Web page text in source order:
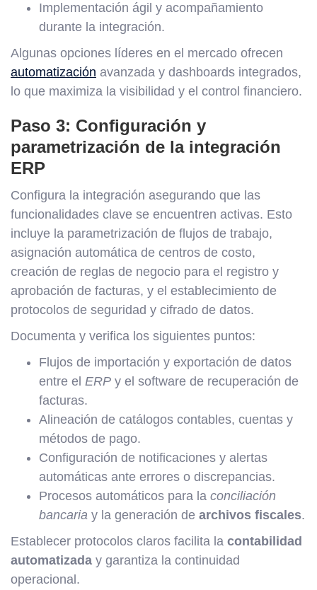
Implementación ágil y acompañamiento
durante la integración.
Algunas opciones líderes en el mercado ofrecen
automatización avanzada y dashboards integrados,
lo que maximiza la visibilidad y el control financiero.
Paso 3: Configuración y
parametrización de la integración
ERP
Configura la integración asegurando que las
funcionalidades clave se encuentren activas. Esto
incluye la parametrización de flujos de trabajo,
asignación automática de centros de costo,
creación de reglas de negocio para el registro y
aprobación de facturas, y el establecimiento de
protocolos de seguridad y cifrado de datos.
Documenta y verifica los siguientes puntos:
Flujos de importación y exportación de datos
entre el ERP y el software de recuperación de
facturas.
Alineación de catálogos contables, cuentas y
métodos de pago.
Configuración de notificaciones y alertas
automáticas ante errores o discrepancias.
Procesos automáticos para la conciliación
bancaria y la generación de archivos fiscales.
Establecer protocolos claros facilita la contabilidad
automatizada y garantiza la continuidad
operacional.